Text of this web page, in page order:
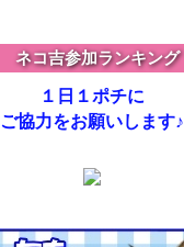
ネコ吉参加ランキング
１日１ポチに
ご協力をお願いします♪